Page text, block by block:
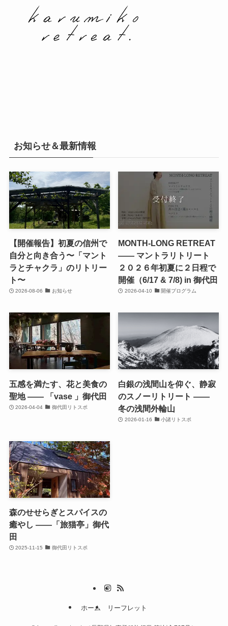
お知らせ＆最新情報
【開催報告】初夏の信州で
自分と向き合う〜「マント
ラとチャクラ」のリトリー
ト〜
2026-08-06 お知らせ
MONTH-LONG RETREAT
—— マントラリトリート
２０２６年初夏に２日程で
開催（6/17 & 7/8) in 御代田
2026-04-10 開催プログラム
五感を満たす、花と美食の
聖地 —— 「vase 」御代田
2026-04-04 御代田リトスポ
白銀の浅間山を仰ぐ、静寂
のスノーリトリート ——
冬の浅間外輪山
2026-01-16 小諸リトスポ
森のせせらぎとスパイスの
癒やし ——「旅猫亭」御代
田
2025-11-15 御代田リトスポ
ホーム リーフレット